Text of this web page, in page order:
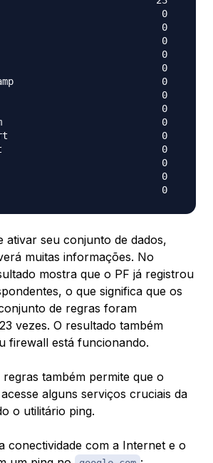
0
0
0
0
0
0
0
0
0
0
0
0
0
ativar seu conjunto de dados,
muitas informações. No
mostra que o PF já registrou
o que significa que os
de regras foram
vezes. O resultado também
firewall está funcionando.
também permite que o
alguns serviços cruciais da
o utilitário ping.
conectividade com a Internet e o